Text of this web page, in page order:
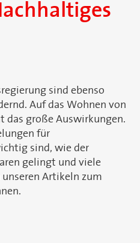
sind ebenso
Auf das Wohnen von
das große Auswirkungen.
für
sind, wie der
gelingt und viele
unseren Artikeln zum